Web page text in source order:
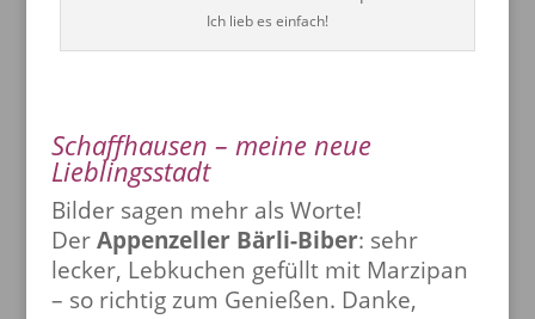
Ich lieb es einfach!
Schaffhausen – meine neue
Lieblingsstadt
Bilder sagen mehr als Worte!
Der Appenzeller Bärli-Biber: sehr
lecker, Lebkuchen gefüllt mit Marzipan
– so richtig zum Genießen. Danke,